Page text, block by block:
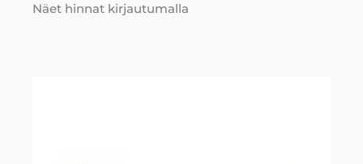
Näet hinnat kirjautumalla